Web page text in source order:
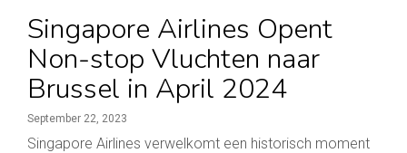
Singapore Airlines Opent
Non-stop Vluchten naar
Brussel in April 2024
September 22, 2023
Singapore Airlines verwelkomt een historisch moment